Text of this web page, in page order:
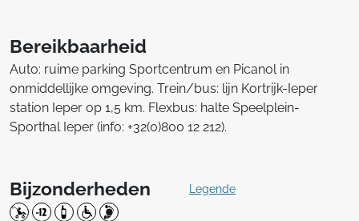
Bereikbaarheid
Auto: ruime parking Sportcentrum en Picanol in
onmiddellijke omgeving. Trein/bus: lijn Kortrijk-Ieper
station Ieper op 1,5 km. Flexbus: halte Speelplein-
Sporthal Ieper (info: +32(0)800 12 212).
Bijzonderheden Legende